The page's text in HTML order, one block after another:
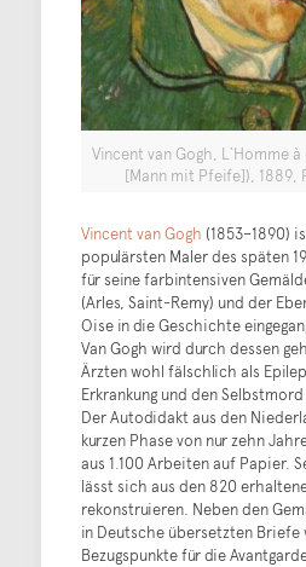
Vincent van Gogh, L`Homme
[Mann mit Pfeife]), 1889,
Vincent van Gogh (1853–1890)
populärsten Maler des späten
für seine farbintensiven
(Arles, Saint-Remy) und der
Oise in die Geschichte
Van Gogh wird durch dessen
Ärzten wohl fälschlich als
Erkrankung und den
Der Autodidakt aus den
kurzen Phase von nur zehn
aus 1.100 Arbeiten auf Papier.
lässt sich aus den 820
rekonstruieren. Neben den
in Deutsche übersetzten Briefe
Bezugspunkte für die